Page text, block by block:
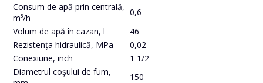
Consum de apă prin centrală,
m³/h
0,6
Volum de apă în cazan, l
46
Rezistența hidraulică, MPa
0,02
Conexiune, inch
1 1/2
Diametrul coșului de fum,
150